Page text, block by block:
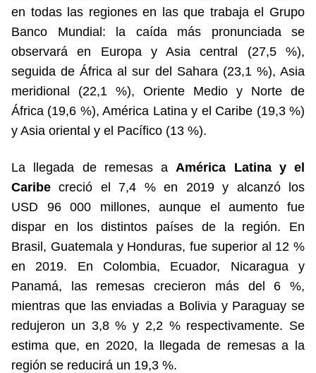
en todas las regiones en las que trabaja el Grupo
Banco Mundial: la caída más pronunciada se
observará en Europa y Asia central (27,5 %),
seguida de África al sur del Sahara (23,1 %), Asia
meridional (22,1 %), Oriente Medio y Norte de
África (19,6 %), América Latina y el Caribe (19,3 %)
y Asia oriental y el Pacífico (13 %).
La llegada de remesas a América Latina y el
Caribe creció el 7,4 % en 2019 y alcanzó los
USD 96 000 millones, aunque el aumento fue
dispar en los distintos países de la región. En
Brasil, Guatemala y Honduras, fue superior al 12 %
en 2019. En Colombia, Ecuador, Nicaragua y
Panamá, las remesas crecieron más del 6 %,
mientras que las enviadas a Bolivia y Paraguay se
redujeron un 3,8 % y 2,2 % respectivamente. Se
estima que, en 2020, la llegada de remesas a la
región se reducirá un 19,3 %.